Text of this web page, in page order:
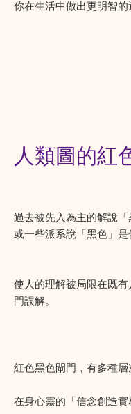
你在生活中做出更明智的
人類圖的紅
過去被先入為主的解說
或一些派系說「黑色」是
使人的理解被局限在既
門誤解。
紅色黑色閘門，有多種層
在身心靈的「信念創造實